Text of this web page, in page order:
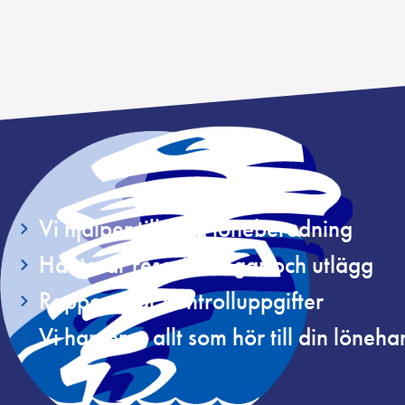
Vi hjälper till med löneberedning
Hanterar reseräkningar och utlägg
Rapporterar kontrolluppgifter
Vi hanterar allt som hör till din